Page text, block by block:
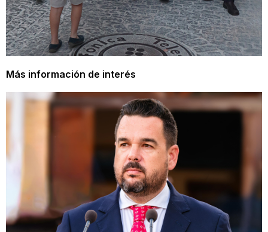
Más información de interés